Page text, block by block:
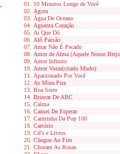
10 Minutos Longe de Você
Agora
Água De Oceano
Aguenta Coração
Ai Que Dó
Alô Paixão
Amar Não É Pecado
Amor de Alma (Aquele Nosso
Amor Infinito
Amor Voraz(criado Mudo)
Apaixonado Por Você
As Mina Pira
Boa Sorte
Brincar De ABC
Calma
Cansei De Esperar
Carminha Da Pop 100
Cartório
Cd's e Livros
Chegou Ao Fim
Choram As Rosas